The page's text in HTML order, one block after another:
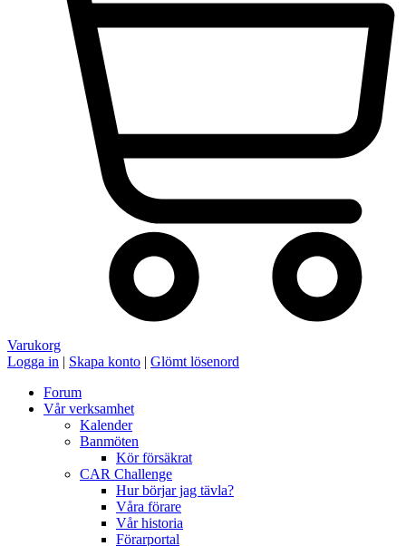
Varukorg
Logga in | Skapa konto | Glömt lösenord
Forum
Vår verksamhet
Kalender
Banmöten
Kör försäkrat
CAR Challenge
Hur börjar jag tävla?
Våra förare
Vår historia
Förarportal